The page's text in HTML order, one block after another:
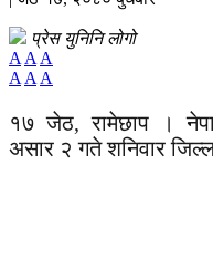
प्रेस युनिनि लोगो
A A A
A A A
१७ जेठ, रामेछाप ।
असार २ गते शनिवार